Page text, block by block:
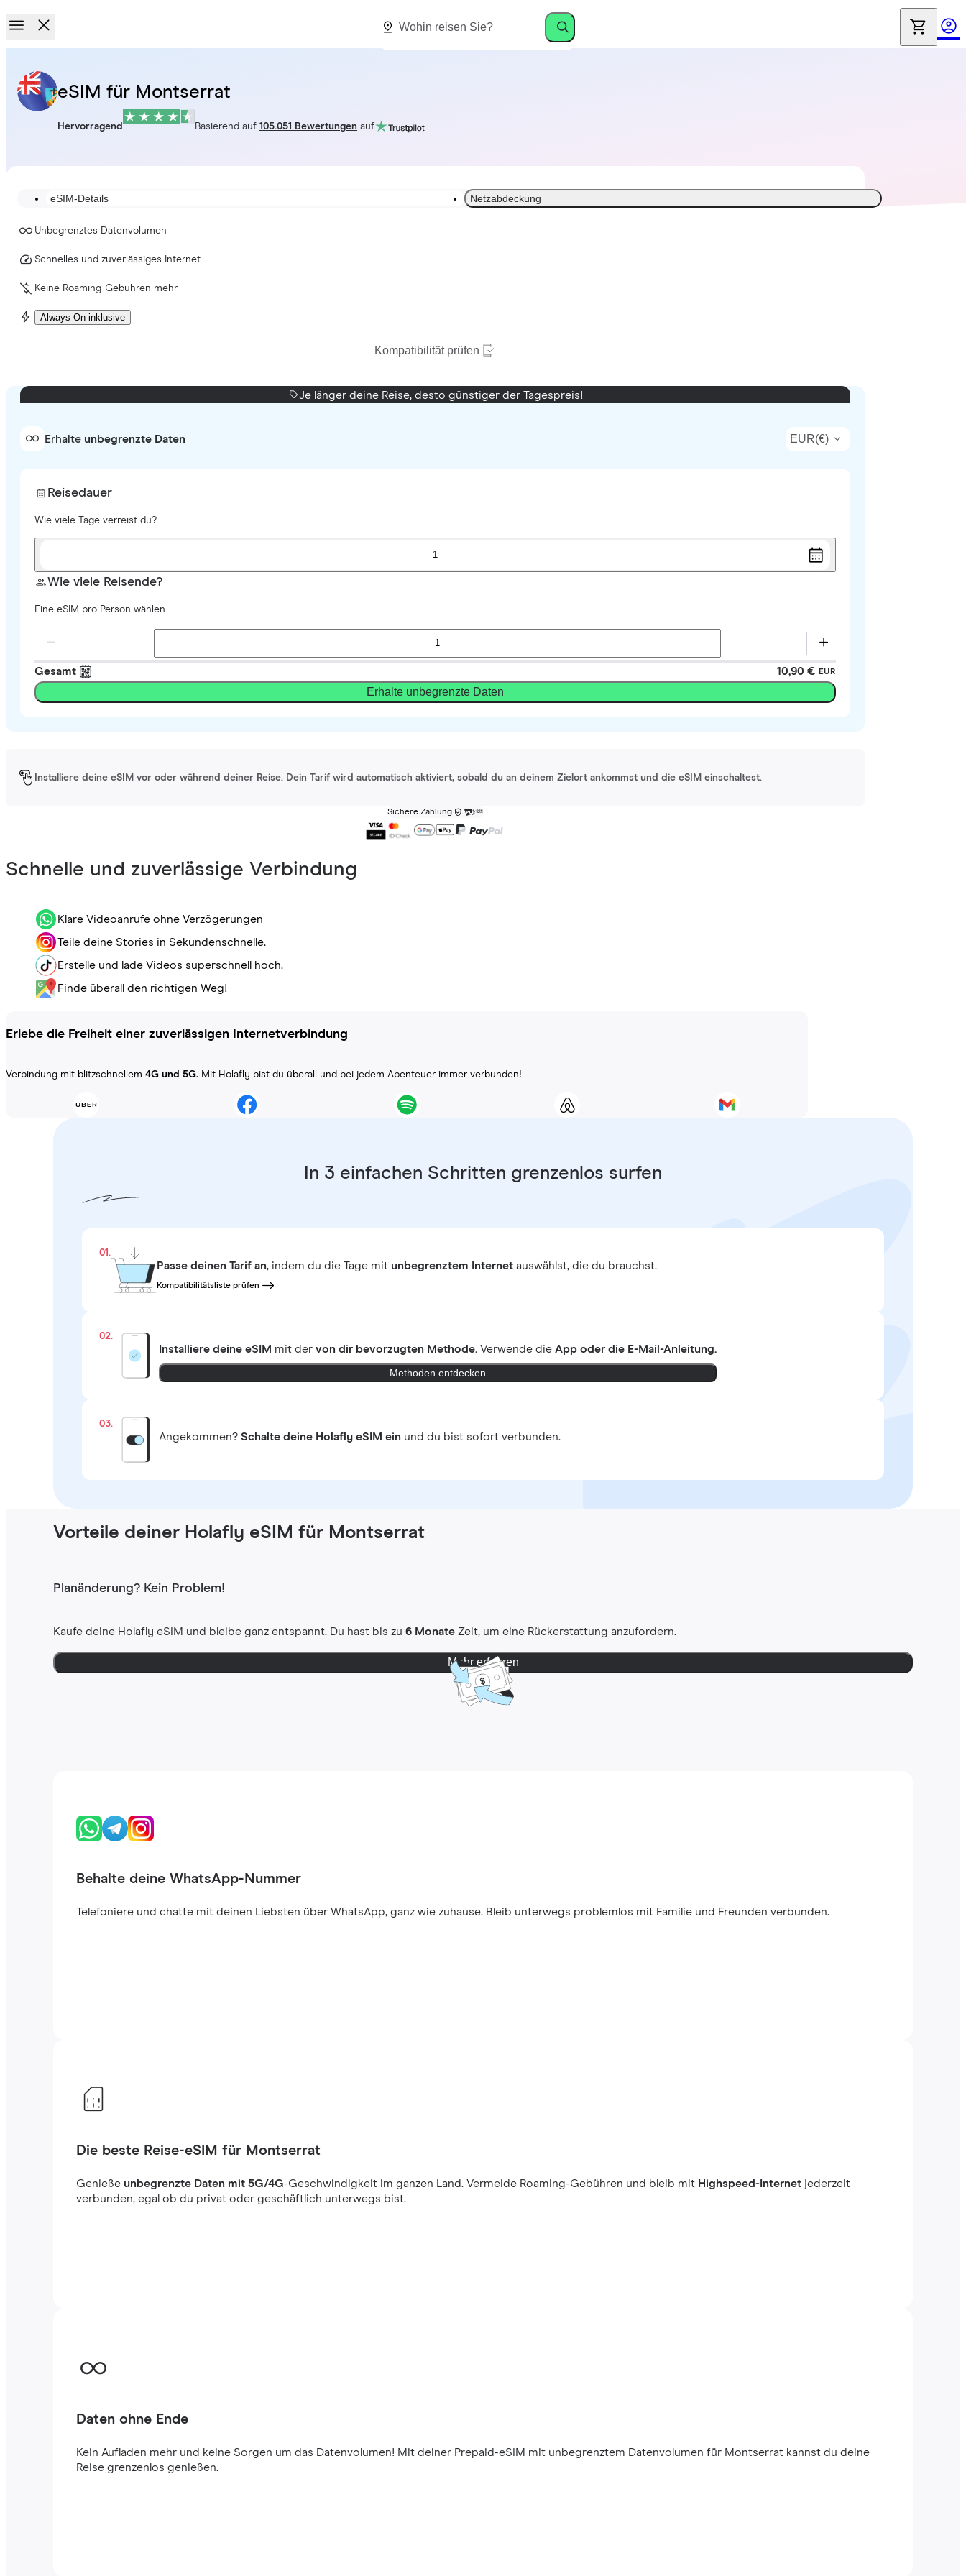
eSIM für Montserrat
Hervorragend Basierend auf 105.051 Bewertungen auf
eSIM-Details Netzabdeckung
Unbegrenztes Datenvolumen
Schnelles und zuverlässiges Internet
Keine Roaming-Gebühren mehr
Always On inklusive
Kompatibilität prüfen
Je länger deine Reise, desto günstiger der Tagespreis!
Erhalte unbegrenzte Daten EUR(€)
Reisedauer
Wie viele Tage verreist du?
1
Wie viele Reisende?
Eine eSIM pro Person wählen
Gesamt 10,90 € EUR
Erhalte unbegrenzte Daten
Installiere deine eSIM vor oder während deiner Reise. Dein Tarif wird automatisch aktiviert, sobald du an deinem Zielort ankommst und die eSIM einschaltest.
Sichere Zahlung
Schnelle und zuverlässige Verbindung
Klare Videoanrufe ohne Verzögerungen
Teile deine Stories in Sekundenschnelle.
Erstelle und lade Videos superschnell hoch.
Finde überall den richtigen Weg!
Erlebe die Freiheit einer zuverlässigen Internetverbindung
Verbindung mit blitzschnellem 4G und 5G. Mit Holafly bist du überall und bei jedem Abenteuer immer verbunden!
In 3 einfachen Schritten grenzenlos surfen
01.
Passe deinen Tarif an, indem du die Tage mit unbegrenztem Internet auswählst, die du brauchst.
Kompatibilitätsliste prüfen
02.
Installiere deine eSIM mit dervon dir bevorzugten Methode. Verwende dieApp oder die E-Mail-Anleitung.
Methoden entdecken
03.
Angekommen?Schalte deine Holafly eSIM ein und du bist sofort verbunden.
Vorteile deiner Holafly eSIM für Montserrat
Planänderung? Kein Problem!
Kaufe deine Holafly eSIM und bleibe ganz entspannt. Du hast bis zu6 Monate Zeit, um eine Rückerstattung anzufordern.
Mehr erfahren
Behalte deine WhatsApp-Nummer
Telefoniere und chatte mit deinen Liebsten über WhatsApp, ganz wie zuhause. Bleib unterwegs problemlos mit Familie und Freunden verbunden.
Die beste Reise-eSIM für Montserrat
Genieße unbegrenzte Daten mit 5G/4G-Geschwindigkeit im ganzen Land. Vermeide Roaming-Gebühren und bleib mit Highspeed-Internet jederzeit
verbunden, egal ob du privat oder geschäftlich unterwegs bist.
Daten ohne Ende
Kein Aufladen mehr und keine Sorgen um das Datenvolumen! Mit deiner Prepaid-eSIM mit unbegrenztem Datenvolumen für Montserrat kannst du deine
Reise grenzenlos genießen.